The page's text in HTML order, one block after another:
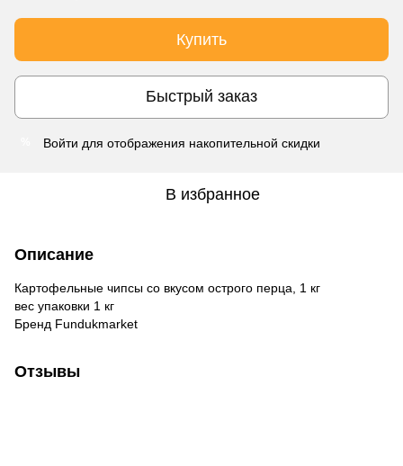
Купить
Быстрый заказ
Войти для отображения накопительной скидки
В избранное
Описание
Картофельные чипсы со вкусом острого перца, 1 кг
вес упаковки 1 кг
Бренд Fundukmarket
Отзывы